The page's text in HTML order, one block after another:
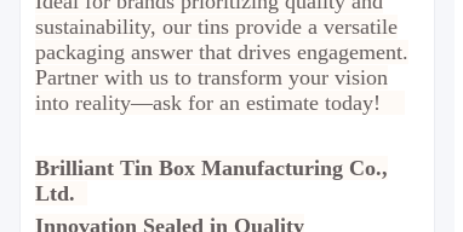
sustainability, our tins provide a versatile
packaging answer that drives engagement.
Partner with us to transform your vision
into reality—ask for an estimate today!
Brilliant Tin Box Manufacturing Co.,
Ltd.
Innovation Sealed in Quality